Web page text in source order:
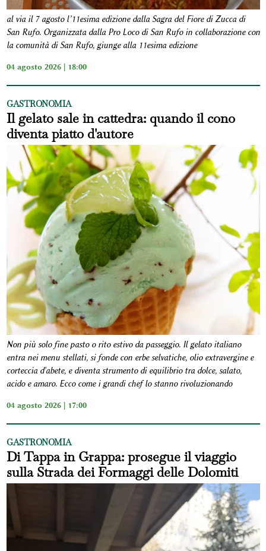
al via il 7 agosto l’11esima edizione dalla Sagra del Fiore di Zucca di
San Rufo. Organizzata dalla Pro Loco di San Rufo in collaborazione con
la comunità di San Rufo, giunge alla 11esima edizione
04 agosto 2026 | 18:00
GASTRONOMIA
Il gelato sale in cattedra: quando il cono
diventa piatto d'autore
Non più solo fine pasto o rito estivo da passeggio. Il gelato italiano
entra nei menu stellati, si fonde con erbe selvatiche, olio extravergine e
corteccia d'abete, e diventa strumento di equilibrio tra dolce, salato,
acido e amaro. Ecco come i grandi chef lo stanno rivoluzionando
04 agosto 2026 | 17:00
GASTRONOMIA
Di Tappa in Grappa: prosegue il viaggio
sulla Strada dei Formaggi delle Dolomiti